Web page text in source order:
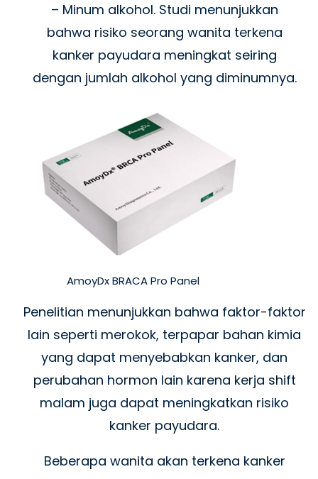
– Minum alkohol. Studi menunjukkan
bahwa risiko seorang wanita terkena
kanker payudara meningkat seiring
dengan jumlah alkohol yang diminumnya.
AmoyDx BRACA Pro Panel
Penelitian menunjukkan bahwa faktor-faktor
lain seperti merokok, terpapar bahan kimia
yang dapat menyebabkan kanker, dan
perubahan hormon lain karena kerja shift
malam juga dapat meningkatkan risiko
kanker payudara.
Beberapa wanita akan terkena kanker